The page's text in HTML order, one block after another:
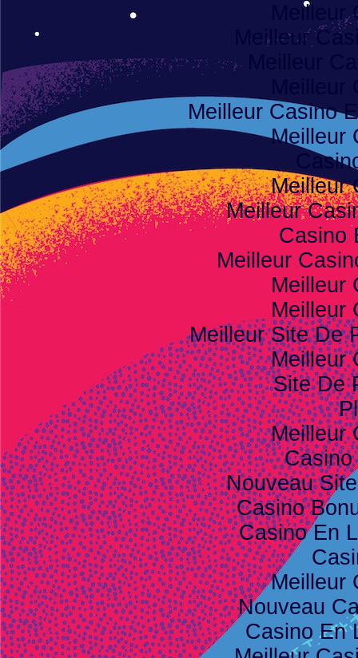
Meilleur
Meilleur Casino
Meilleur
Meilleur
Meilleur
Casino
Meilleur
Meilleur
Meilleur
Meilleur Site De
Meilleur
Site De
Meilleur
Casino
Nouveau
Casino
Casino En
Meilleur
Nouveau
Casino En